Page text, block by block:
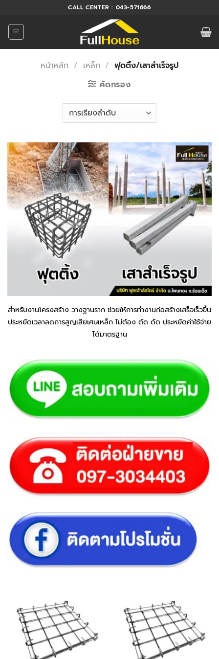
ยัง
เนื้อหา
CALL CENTER : 043-571666
หน้าหลัก / เหล็ก / ฟุตติ้ง/เสาสำเร็จรูป
คัดกรอง
สำหรับงานโครงสร้าง วางฐานราก ช่วยให้การทำงานก่อสร้างเสร็จเร็วขึ้น
ประหยัดเวลาลดการสูญเสียเศษเหล็ก ไม่ต้อง ตัด ดัด ประหยัดค่าใช้จ่าย
ได้มาตรฐาน